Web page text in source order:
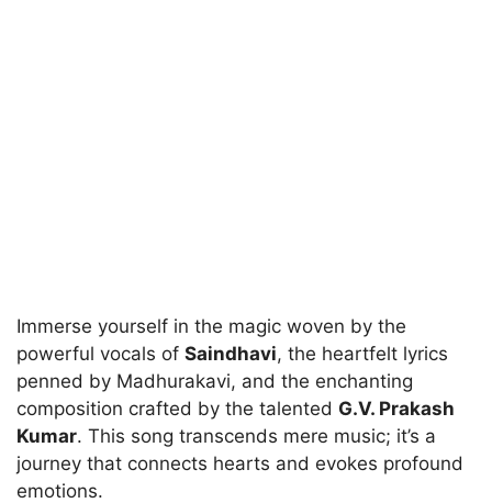
Immerse yourself in the magic woven by the
powerful vocals of Saindhavi, the heartfelt lyrics
penned by Madhurakavi, and the enchanting
composition crafted by the talented G.V. Prakash
Kumar. This song transcends mere music; it’s a
journey that connects hearts and evokes profound
emotions.